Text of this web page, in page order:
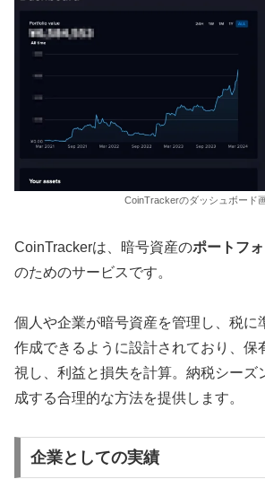
CoinTrackerのダッシュボード
CoinTrackerは、暗号資産のポートフ
のためのサービスです。
個人や企業が暗号資産を管理し、税に
作成できるように設計されており、保
視し、利益と損失を計算。納税シーズ
成する合理的な方法を提供します。
企業としての実績